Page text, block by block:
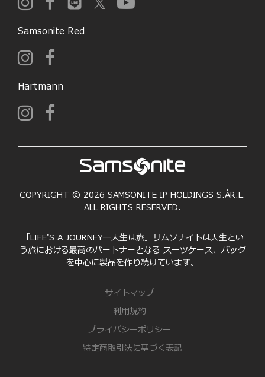
Samsonite Red
Hartmann
COPYRIGHT © 2026 SAMSONITE IP HOLDINGS S.ÀR.L.
ALL RIGHTS RESERVED.
「LIFE'S A JOURNEY―人生は旅」サムソナイトは人生とい
う旅における最高のパートナーとなる スーツケース、バッグ
を中心に製品を作り続けています。
サイトマップ
利用規約
プライバシーポリシー
特定商取引法に基づく表記